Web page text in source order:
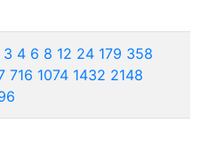
3 4 6 8 12 24 179 358
716 1074 1432 2148